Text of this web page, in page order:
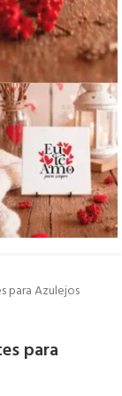
para Azulejos
para